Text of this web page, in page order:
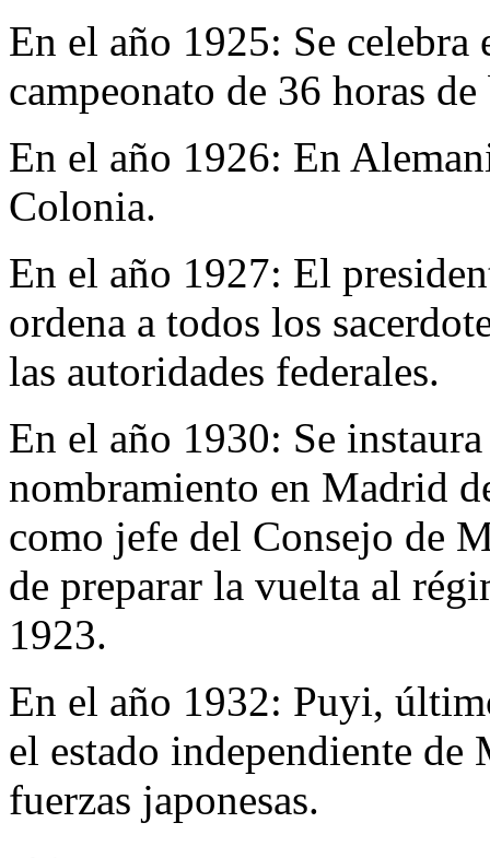
En el año 1925: Se celebra
campeonato de 36 horas
En el año 1926: En
Colonia.
En el año 1927: El
ordena a todos los
las autoridades federales.
En el año 1930: Se
nombramiento en Madrid
como jefe del Consejo de
de preparar la vuelta al
1923.
En el año 1932: Puyi,
el estado independiente
fuerzas japonesas.